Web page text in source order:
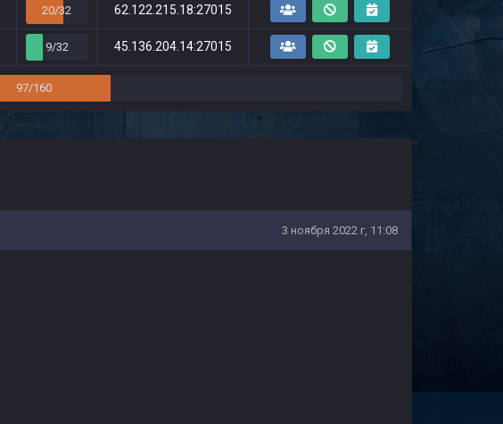
20/32 62.122.215.18:27015
9/32 45.136.204.14:27015
97/160
3 ноября 2022 г, 11:08